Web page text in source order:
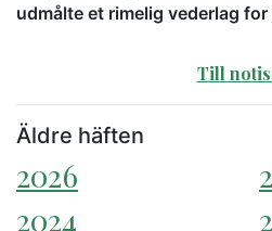
udmålte et rimelig vederlag
Till
Äldre häften
2026
2024